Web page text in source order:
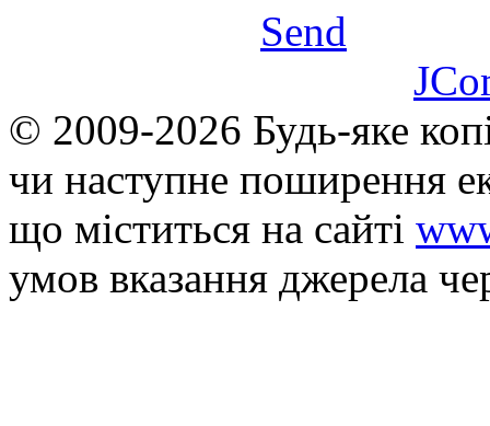
Send
© 2009-2026 Будь-яке
чи наступне поширення
що мiститься на сайті
умов вказання джерела